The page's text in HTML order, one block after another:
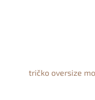
tričko oversize